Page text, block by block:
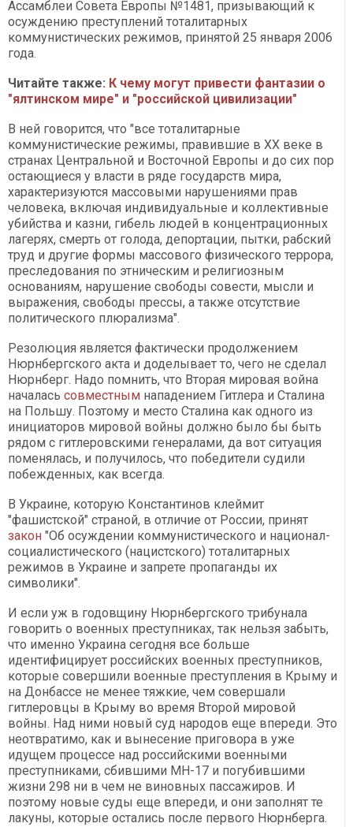
Ассамблеи Совета Европы №1481, призывающий к
осуждению преступлений тоталитарных
коммунистических режимов, принятой 25 января 2006
года.
Читайте также: К чему могут привести фантазии о
"ялтинском мире" и "российской цивилизации"
В ней говорится, что "все тоталитарные
коммунистические режимы, правившие в XX веке в
странах Центральной и Восточной Европы и до сих пор
остающиеся у власти в ряде государств мира,
характеризуются массовыми нарушениями прав
человека, включая индивидуальные и коллективные
убийства и казни, гибель людей в концентрационных
лагерях, смерть от голода, депортации, пытки, рабский
труд и другие формы массового физического террора,
преследования по этническим и религиозным
основаниям, нарушение свободы совести, мысли и
выражения, свободы прессы, а также отсутствие
политического плюрализма".
Резолюция является фактически продолжением
Нюрнбергского акта и доделывает то, чего не сделал
Нюрнберг. Надо помнить, что Вторая мировая война
началась совместным нападением Гитлера и Сталина
на Польшу. Поэтому и место Сталина как одного из
инициаторов мировой войны должно было бы быть
рядом с гитлеровскими генералами, да вот ситуация
поменялась, и получилось, что победители судили
побежденных, как всегда.
В Украине, которую Константинов клеймит
"фашистской" страной, в отличие от России, принят
закон "Об осуждении коммунистического и национал-
социалистического (нацистского) тоталитарных
режимов в Украине и запрете пропаганды их
символики".
И если уж в годовщину Нюрнбергского трибунала
говорить о военных преступниках, так нельзя забыть,
что именно Украина сегодня все больше
идентифицирует российских военных преступников,
которые совершили военные преступления в Крыму и
на Донбассе не менее тяжкие, чем совершали
гитлеровцы в Крыму во время Второй мировой
войны. Над ними новый суд народов еще впереди. Это
неотвратимо, как и вынесение приговора в уже
идущем процессе над российскими военными
преступниками, сбившими МН-17 и погубившими
жизни 298 ни в чем не виновных пассажиров. И
поэтому новые суды еще впереди, и они заполнят те
лакуны, которые остались после первого Нюрнберга.